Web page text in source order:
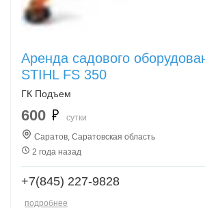
Аренда садового
STIHL FS 350
ГК Подъем
600
сутки
Саратов, Саратовская область
2 года назад
+7(845) 227-9828
подробнее